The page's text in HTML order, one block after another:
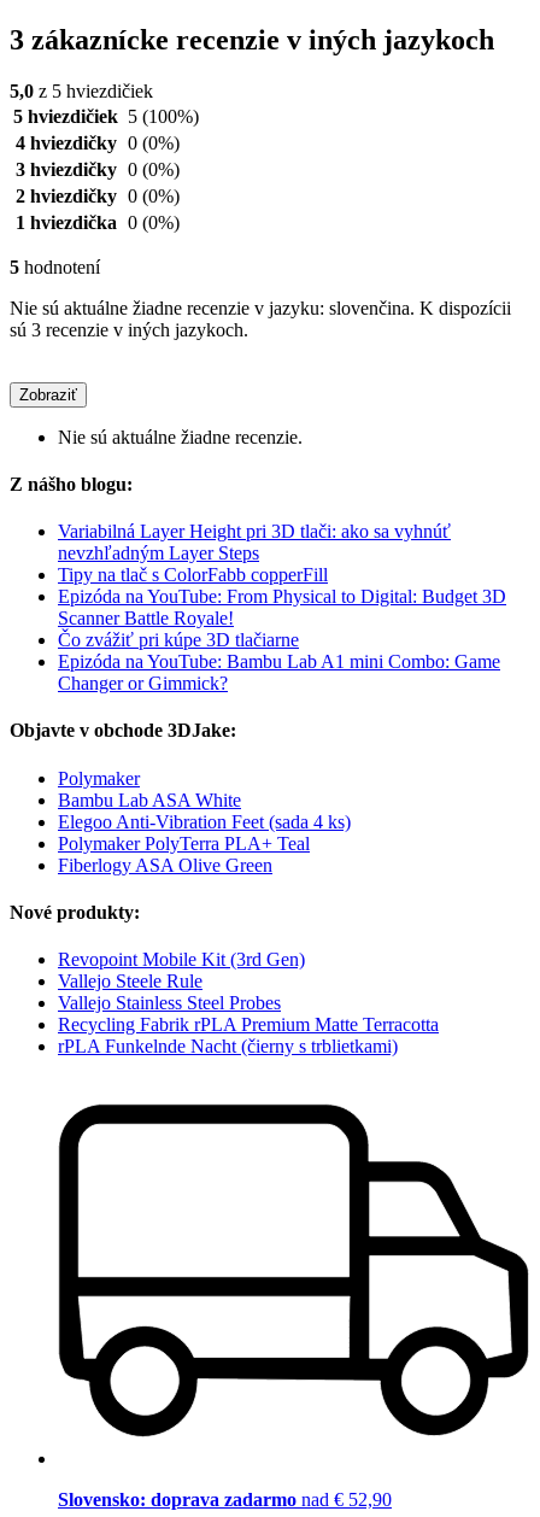
3 zákaznícke recenzie v iných jazykoch
5,0 z 5 hviezdičiek
5 hviezdičiek 5 (100%)
4 hviezdičky 0 (0%)
3 hviezdičky 0 (0%)
2 hviezdičky 0 (0%)
1 hviezdička 0 (0%)
5 hodnotení
Nie sú aktuálne žiadne recenzie v jazyku: slovenčina. K dispozícii
sú 3 recenzie v iných jazykoch.
Zobraziť
Nie sú aktuálne žiadne recenzie.
Z nášho blogu:
Variabilná Layer Height pri 3D tlači: ako sa vyhnúť
nevzhľadným Layer Steps
Tipy na tlač s ColorFabb copperFill
Epizóda na YouTube: From Physical to Digital: Budget 3D
Scanner Battle Royale!
Čo zvážiť pri kúpe 3D tlačiarne
Epizóda na YouTube: Bambu Lab A1 mini Combo: Game
Changer or Gimmick?
Objavte v obchode 3DJake:
Polymaker
Bambu Lab ASA White
Elegoo Anti-Vibration Feet (sada 4 ks)
Polymaker PolyTerra PLA+ Teal
Fiberlogy ASA Olive Green
Nové produkty:
Revopoint Mobile Kit (3rd Gen)
Vallejo Steele Rule
Vallejo Stainless Steel Probes
Recycling Fabrik rPLA Premium Matte Terracotta
rPLA Funkelnde Nacht (čierny s trblietkami)
Slovensko: doprava zadarmo nad € 52,90